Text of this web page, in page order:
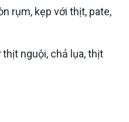
rụm, kẹp với thịt, pate,
nguội, chả lụa, thịt